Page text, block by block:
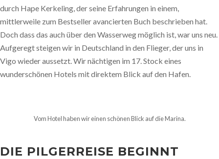
durch Hape Kerkeling, der seine Erfahrungen in einem,
mittlerweile zum Bestseller avancierten Buch beschrieben hat.
Doch dass das auch über den Wasserweg möglich ist, war uns neu.
Aufgeregt steigen wir in Deutschland in den Flieger, der uns in
Vigo wieder aussetzt. Wir nächtigen im 17. Stock eines
wunderschönen Hotels mit direktem Blick auf den Hafen.
Vom Hotel haben wir einen schönen Blick auf die Marina.
DIE PILGERREISE BEGINNT